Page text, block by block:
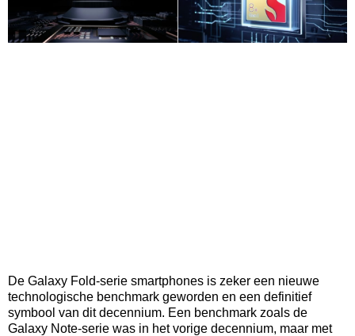
De Galaxy Fold-serie smartphones is zeker een nieuwe
technologische benchmark geworden en een definitief
symbool van dit decennium. Een benchmark zoals de
Galaxy Note-serie was in het vorige decennium, maar met